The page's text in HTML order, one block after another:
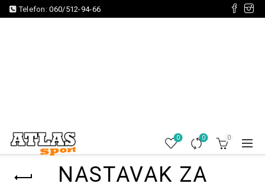
Telefon:060/512-94-66
0 0 0
NASTAVAK ZA